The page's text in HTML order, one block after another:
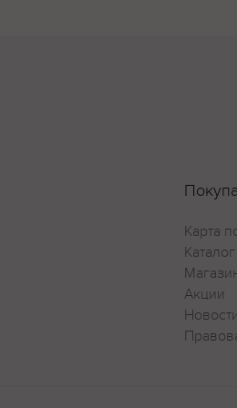
Для
Карта
Каталог
Акции
Новости